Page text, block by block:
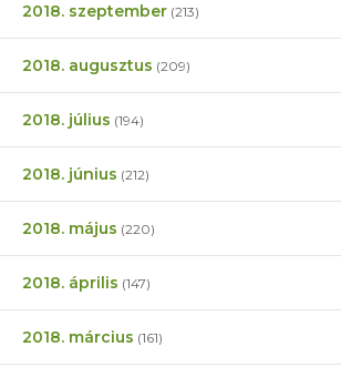
2018. szeptember (213)
2018. augusztus (209)
2018. július (194)
2018. június (212)
2018. május (220)
2018. április (147)
2018. március (161)